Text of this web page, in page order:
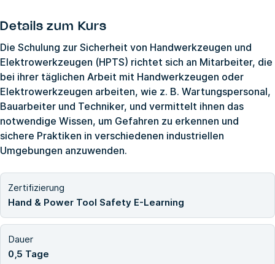
Details zum Kurs
Die Schulung zur Sicherheit von Handwerkzeugen und
Elektrowerkzeugen (HPTS) richtet sich an Mitarbeiter, die
bei ihrer täglichen Arbeit mit Handwerkzeugen oder
Elektrowerkzeugen arbeiten, wie z. B. Wartungspersonal,
Bauarbeiter und Techniker, und vermittelt ihnen das
notwendige Wissen, um Gefahren zu erkennen und
sichere Praktiken in verschiedenen industriellen
Umgebungen anzuwenden.
Zertifizierung
Hand & Power Tool Safety E-Learning
Dauer
0,5 Tage